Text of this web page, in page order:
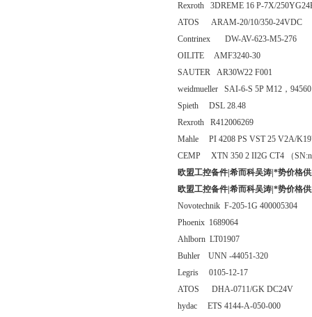
Rexroth 3DREME 16 P-7X/
ATOS ARAM-20/10/350-24VDC
Contrinex DW-AV-623-M5-276
OILITE AMF3240-30
SAUTER AR30W22 F001
weidmueller SAI-6-S 5P M12，
Spieth DSL 28.48
Rexroth R412006269
Mahle PI 4208 PS VST 25 V2A/
CEMP XTN 350 2 II2G CT4 （
欧盟工控备件|希而科吴涛|*势价格
欧盟工控备件|希而科吴涛|*势价格
Novotechnik F-205-1G 400005304
Phoenix 1689064
Ahlborn LT01907
Buhler UNN -44051-320
Legris 0105-12-17
ATOS DHA-0711/GK DC24V
hydac ETS 4144-A-050-000